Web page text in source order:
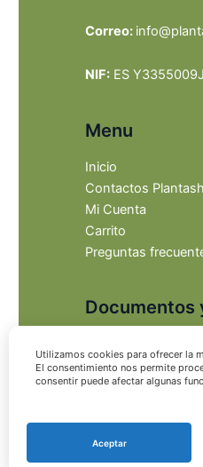
Utilizamos cookies para ofrecer la
El consentimiento nos permite
consentir puede afectar algunas
Aceptar
Correo:
NIF: ES Y3355009J
Menu
Inicio
Contactos
Mi Cuenta
Carrito
Preguntas
Documentos
Declaración de
Derecho de
Política de cookies